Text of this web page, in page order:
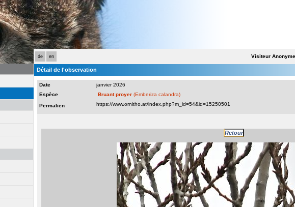
de en Visiteur Anonyme
Détail de l'observation
Date
janvier 2026
Espèce
Bruant proyer (Emberiza calandra)
Permalien